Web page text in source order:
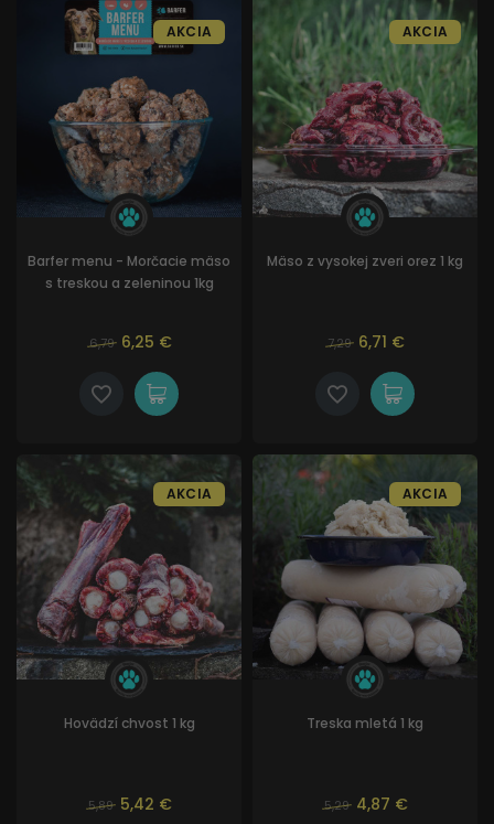
Barfer menu - Morčacie mäso
s treskou a zeleninou 1kg
6,79 6,25 €
AKCIA
Mäso z vysokej zveri orez 1 kg
7,29 6,71 €
AKCIA
Hovädzí chvost 1 kg
5,89 5,42 €
AKCIA
Treska mletá 1 kg
5,29 4,87 €
AKCIA